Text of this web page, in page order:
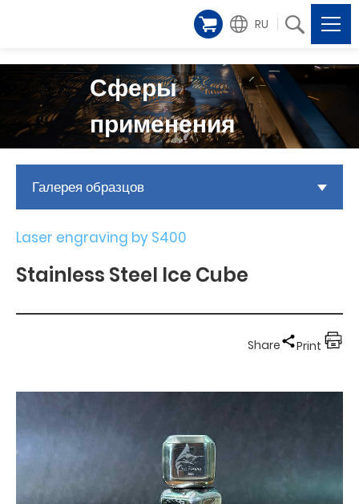
RU
Сферы
применения
Галерея образцов
Laser engraving by S400
Stainless Steel Ice Cube
Share Print